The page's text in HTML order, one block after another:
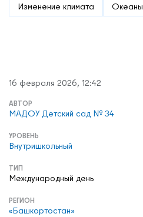
Мероприятия
Обмен опытом
Новости
Международные дни
Кафедры ЮНЕСКО РФ
Изменение климата Океаны
16 февраля 2026, 12:42
АВТОР
МАДОУ Детский сад № 34
УРОВЕНЬ
Внутришкольный
ТИП
Международный день
РЕГИОН
«Башкортостан»